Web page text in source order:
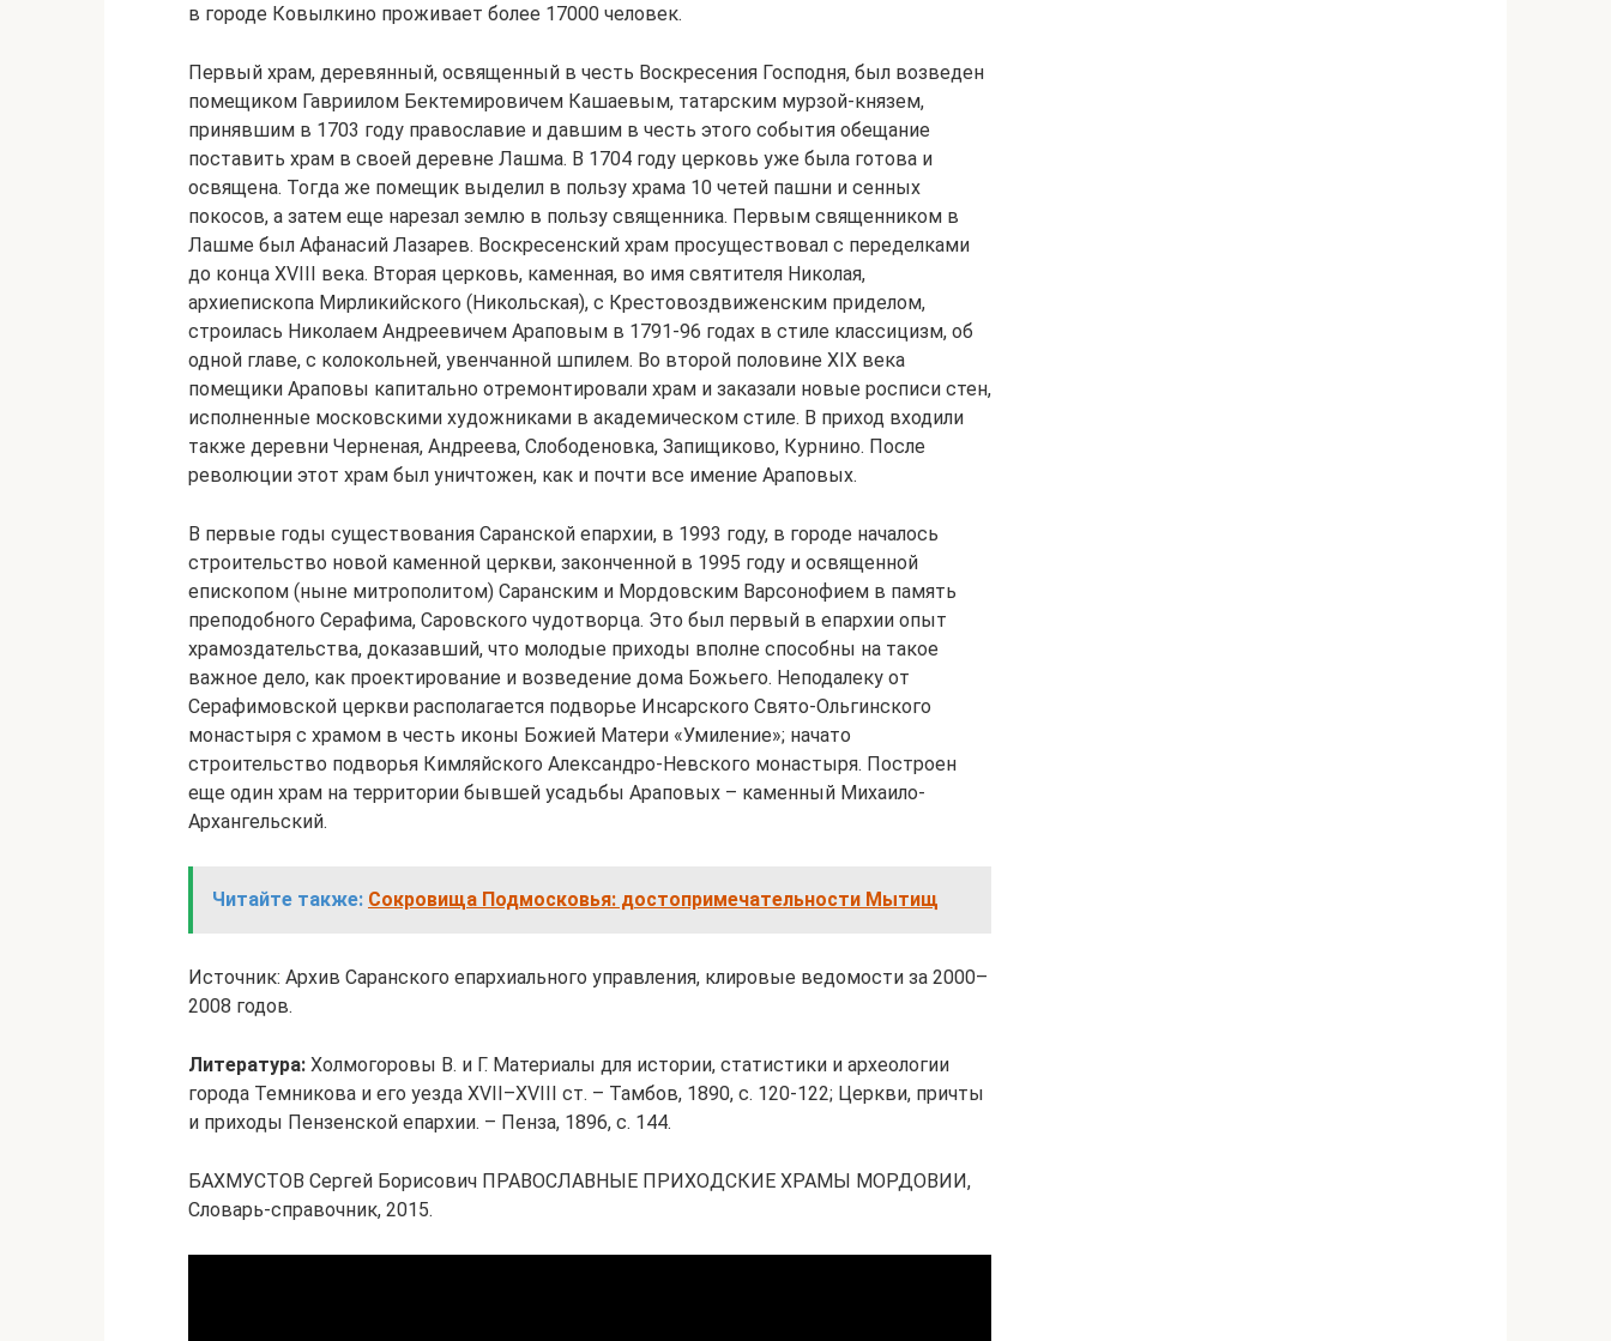
в городе Ковылкино проживает более 17000 человек.
Первый храм, деревянный, освященный в честь Воскресения Господня, был возведен
помещиком Гавриилом Бектемировичем Кашаевым, татарским мурзой-князем,
принявшим в 1703 году православие и давшим в честь этого события обещание
поставить храм в своей деревне Лашма. В 1704 году церковь уже была готова и
освящена. Тогда же помещик выделил в пользу храма 10 четей пашни и сенных
покосов, а затем еще нарезал землю в пользу священника. Первым священником в
Лашме был Афанасий Лазарев. Воскресенский храм просуществовал с переделками
до конца XVIII века. Вторая церковь, каменная, во имя святителя Николая,
архиепископа Мирликийского (Никольская), с Крестовоздвиженским приделом,
строилась Николаем Андреевичем Араповым в 1791-96 годах в стиле классицизм, об
одной главе, с колокольней, увенчанной шпилем. Во второй половине XIX века
помещики Араповы капитально отремонтировали храм и заказали новые росписи стен,
исполненные московскими художниками в академическом стиле. В приход входили
также деревни Черненая, Андреева, Слободеновка, Запищиково, Курнино. После
революции этот храм был уничтожен, как и почти все имение Араповых.
В первые годы существования Саранской епархии, в 1993 году, в городе началось
строительство новой каменной церкви, законченной в 1995 году и освященной
епископом (ныне митрополитом) Саранским и Мордовским Варсонофием в память
преподобного Серафима, Саровского чудотворца. Это был первый в епархии опыт
храмоздательства, доказавший, что молодые приходы вполне способны на такое
важное дело, как проектирование и возведение дома Божьего. Неподалеку от
Серафимовской церкви располагается подворье Инсарского Свято-Ольгинского
монастыря с храмом в честь иконы Божией Матери «Умиление»; начато
строительство подворья Кимляйского Александро-Невского монастыря. Построен
еще один храм на территории бывшей усадьбы Араповых – каменный Михаило-
Архангельский.
Читайте также: Сокровища Подмосковья: достопримечательности Мытищ
Источник: Архив Саранского епархиального управления, клировые ведомости за 2000–
2008 годов.
Литература: Холмогоровы В. и Г. Материалы для истории, статистики и археологии
города Темникова и его уезда XVII–XVIII ст. – Тамбов, 1890, с. 120-122; Церкви, причты
и приходы Пензенской епархии. – Пенза, 1896, с. 144.
БАХМУСТОВ Сергей Борисович ПРАВОСЛАВНЫЕ ПРИХОДСКИЕ ХРАМЫ МОРДОВИИ,
Словарь-справочник, 2015.